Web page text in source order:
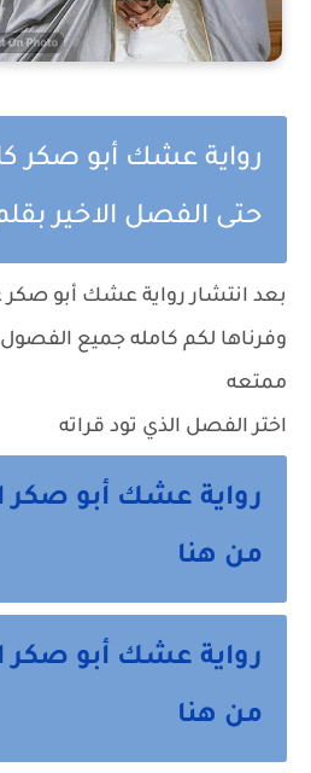
رواية عشك أبو صكر
حتى الفصل الاخير
بعد انتشار رواية عشك أبو صكر
وفرناها لكم كامله جميع
ممتعه
اختر الفصل الذي تود قراته
رواية عشك أبو صكر
من هنا
رواية عشك أبو صكر
من هنا